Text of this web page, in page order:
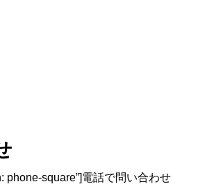
phone-square”]電話で問い合わせ